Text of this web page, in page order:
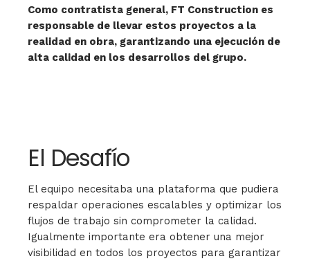
Como contratista general, FT Construction es
responsable de llevar estos proyectos a la
realidad en obra, garantizando una ejecución de
alta calidad en los desarrollos del grupo.
El Desafío
El equipo necesitaba una plataforma que pudiera
respaldar operaciones escalables y optimizar los
flujos de trabajo sin comprometer la calidad.
Igualmente importante era obtener una mejor
visibilidad en todos los proyectos para garantizar